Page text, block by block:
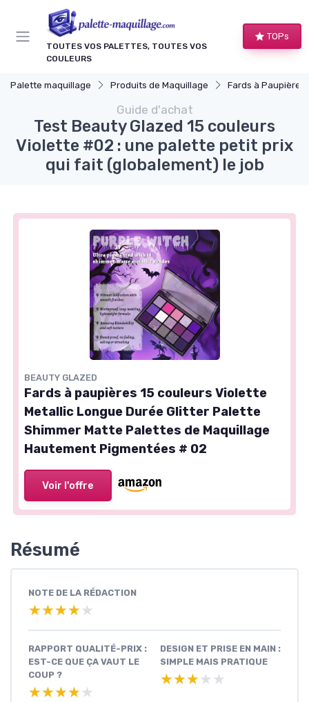
TOUTES VOS PALETTES, TOUTES VOS
COULEURS
TOPs
Palette maquillage Produits de Maquillage Fards à Paupières
Guide d'achat
Test Beauty Glazed 15 couleurs
Violette #02 : une palette petit prix
qui fait (globalement) le job
BEAUTY GLAZED
Fards à paupières 15 couleurs Violette
Metallic Longue Durée Glitter Palette
Shimmer Matte Palettes de Maquillage
Hautement Pigmentées # 02
Voir l'offre
Résumé
NOTE DE LA RÉDACTION
★★★★★
★★★★★
RAPPORT QUALITÉ-PRIX :
EST-CE QUE ÇA VAUT LE
COUP ?
★★★★★
★★★★★
DESIGN ET PRISE EN MAIN :
SIMPLE MAIS PRATIQUE
★★★★★
★★★★★
Panneau de gestion des cookies